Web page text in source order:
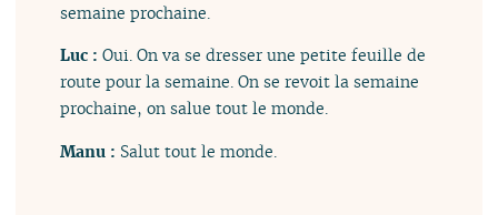
semaine prochaine.
Luc :Oui. On va se dresser une petite feuille de
route pour la semaine. On se revoit la semaine
prochaine, on salue tout le monde.
Manu : Salut tout le monde.